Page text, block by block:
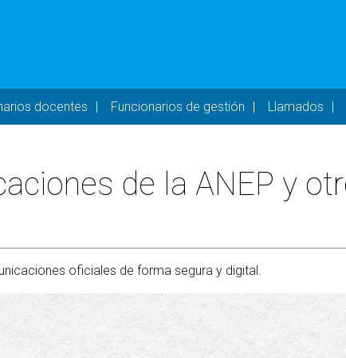
docentes Funcionarios de gestión Llamados
de la ANEP y
oficiales de forma segura y digital.